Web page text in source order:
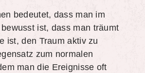
bedeutet, dass man im
ist, dass man träumt
ist, den Traum aktiv zu
zum normalen
man die Ereignisse oft